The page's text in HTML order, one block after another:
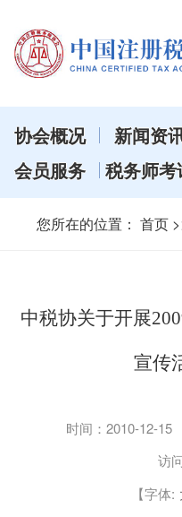
协会概况 新闻资
会员服务
税务师考
您所在的位置： 首页
中税协关于开展
宣传
时间：2010-12-15
访
【字体: